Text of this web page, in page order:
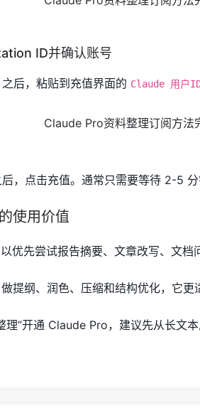
ID并确认账号
后，粘贴到充值界面的 Claude 用户
，点击充值。通常只需要等待 2-5
使用价值
优先尝试报告摘要、文章改写、文档
提纲、润色、压缩和结构优化，它更
理”开通 Claude Pro，建议先从长文